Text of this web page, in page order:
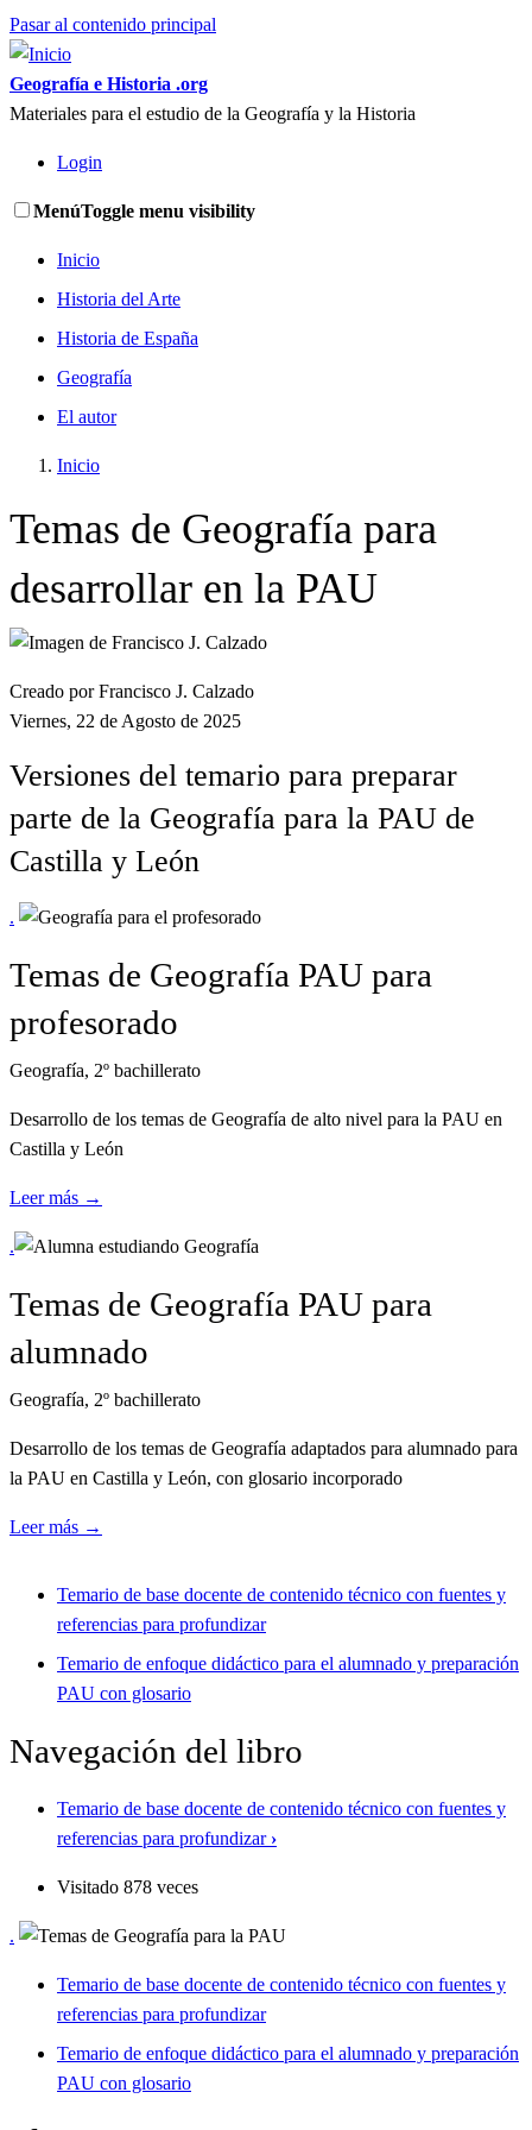
Pasar al contenido principal
Geografía e Historia .org
Materiales para el estudio de la Geografía y la Historia
Login
MenúToggle menu visibility
Inicio
Historia del Arte
Historia de España
Geografía
El autor
Inicio
Temas de Geografía para
desarrollar en la PAU
Creado por Francisco J. Calzado
Viernes, 22 de Agosto de 2025
Versiones del temario para preparar
parte de la Geografía para la PAU de
Castilla y León
.
Temas de Geografía PAU para
profesorado
Geografía, 2º bachillerato
Desarrollo de los temas de Geografía de alto nivel para la PAU en
Castilla y León
Leer más →
.
Temas de Geografía PAU para
alumnado
Geografía, 2º bachillerato
Desarrollo de los temas de Geografía adaptados para alumnado para
la PAU en Castilla y León, con glosario incorporado
Leer más →
Temario de base docente de contenido técnico con fuentes y
referencias para profundizar
Temario de enfoque didáctico para el alumnado y preparación
PAU con glosario
Navegación del libro
Temario de base docente de contenido técnico con fuentes y
referencias para profundizar ›
Visitado 878 veces
.
Temario de base docente de contenido técnico con fuentes y
referencias para profundizar
Temario de enfoque didáctico para el alumnado y preparación
PAU con glosario